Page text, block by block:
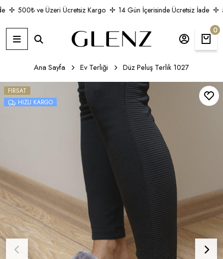
500₺ ve Üzeri Ücretsiz Kargo 14 Gün İçerisinde Ücretsiz İade
0
Ana Sayfa Ev Terliği Düz Peluş Terlik 1027
FIRSAT
HIZLI KARGO